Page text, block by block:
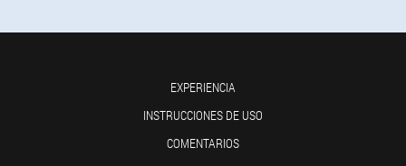
EXPERIENCIA
INSTRUCCIONES DE USO
COMENTARIOS